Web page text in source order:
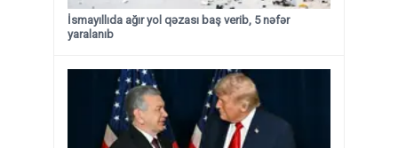
İsmayıllıda ağır yol qəzası baş verib, 5 nəfər
yaralanıb